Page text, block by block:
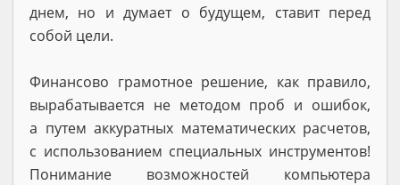
днем, но и думает о будущем, ставит перед
собой цели.
Финансово грамотное решение, как правило,
вырабатывается не методом проб и ошибок,
а путем аккуратных математических расчетов,
с использованием специальных инструментов!
Понимание возможностей компьютера